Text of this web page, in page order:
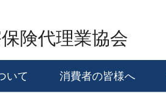
険代理業協会
いて 消費者の皆様へ